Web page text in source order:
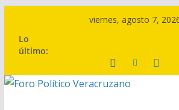
contenido
viernes, agosto 7,
Lo
último: